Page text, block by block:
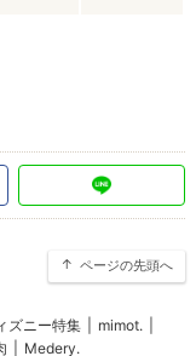
ページの先頭へ
ズニー特集 mimot.
Medery.